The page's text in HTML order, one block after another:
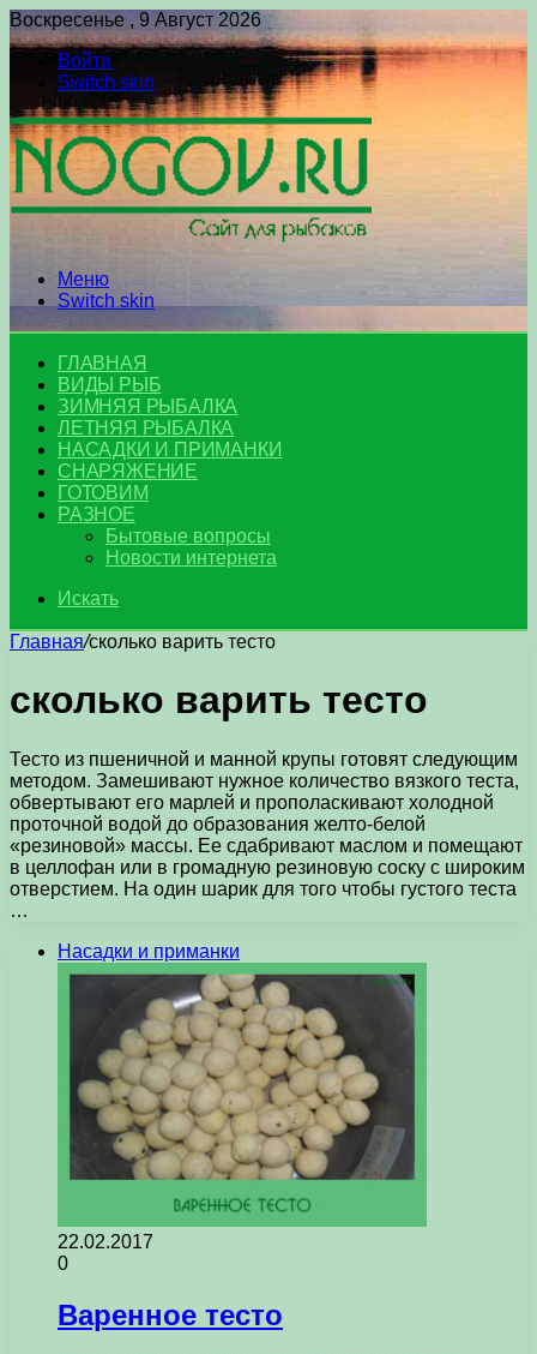
Воскресенье , 9 Август 2026
Войти
Switch skin
Меню
Switch skin
ГЛАВНАЯ
ВИДЫ РЫБ
ЗИМНЯЯ РЫБАЛКА
ЛЕТНЯЯ РЫБАЛКА
НАСАДКИ И ПРИМАНКИ
СНАРЯЖЕНИЕ
ГОТОВИМ
РАЗНОЕ
Бытовые вопросы
Новости интернета
Искать
Главная/сколько варить тесто
сколько варить тесто
Тесто из пшеничной и манной крупы готовят следующим
методом. Замешивают нужное количество вязкого теста,
обвертывают его марлей и прополаскивают холодной
проточной водой до образования желто-белой
«резиновой» массы. Ее сдабривают маслом и помещают
в целлофан или в громадную резиновую соску с широким
отверстием. На один шарик для того чтобы густого теста
…
Насадки и приманки
22.02.2017
0
Варенное тесто